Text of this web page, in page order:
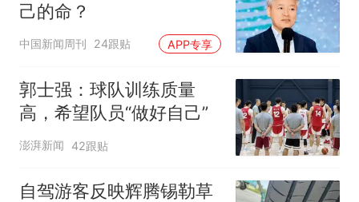
己的命？
中国新闻周刊 24跟贴 APP专享
郭士强：球队训练质量
高，希望队员“做好自己”
澎湃新闻 42跟贴
自驾游客反映辉腾锡勒草